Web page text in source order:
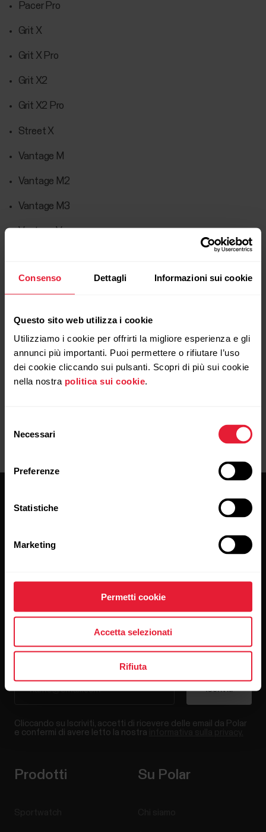
Consenso Dettagli Informazioni sui cookie
Questo sito web utilizza i cookie
Utilizziamo i cookie per offrirti la migliore esperienza e gli
annunci più importanti. Puoi permettere o rifiutare l’uso
dei cookie cliccando sui pulsanti. Scopri di più sui cookie
nella nostra politica sui cookie.
delNecessari
Preferenze
Statistiche
Marketing
Permetti cookie
Accetta selezionati
Rifiuta
Pacer Pro
Grit X
Grit X Pro
Grit X2
Grit X2 Pro
Street X
Vantage M
Vantage M2
Vantage M3
Vantage V
Vantage V3
M430
Iscriviti alla nostra newsletter per ricevere
Cliccando su Iscriviti, accetti di ricevere delle email da Polar
e confermi di avere letto la nostra
Prodotti Su Polar